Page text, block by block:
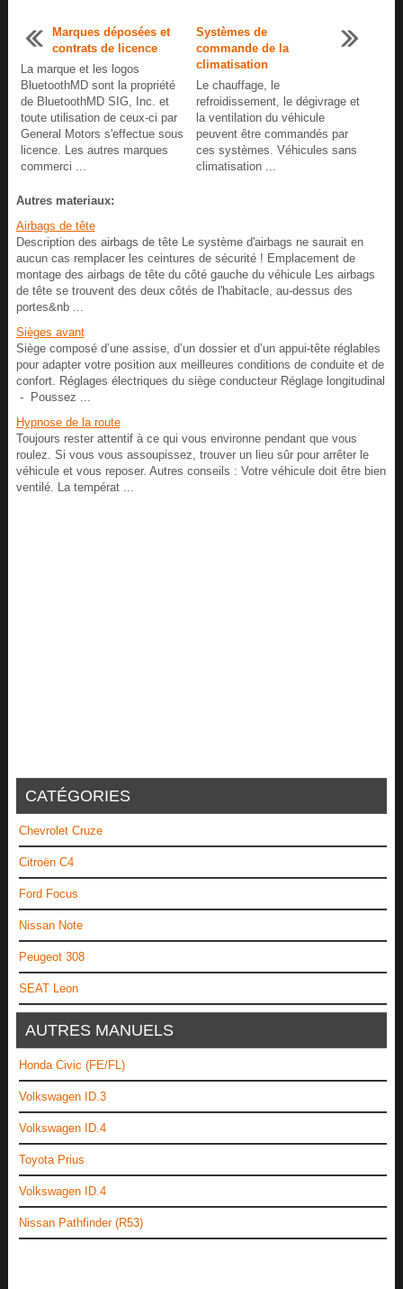
Marques déposées et
contrats de licence
La marque et les logos
BluetoothMD sont la propriété
de BluetoothMD SIG, Inc. et
toute utilisation de ceux-ci par
General Motors s'effectue sous
licence. Les autres marques
commerci ...
Systèmes de
commande de la
climatisation
Le chauffage, le
refroidissement, le dégivrage et
la ventilation du véhicule
peuvent être commandés par
ces systèmes. Véhicules sans
climatisation ...
Autres materiaux:
Airbags de tête
Description des airbags de tête Le système d'airbags ne saurait en
aucun cas remplacer les ceintures de sécurité ! Emplacement de
montage des airbags de tête du côté gauche du véhicule Les airbags
de tête se trouvent des deux côtés de l'habitacle, au-dessus des
portes&nb ...
Sièges avant
Siège composé d’une assise, d’un dossier et d’un appui-tête réglables
pour adapter votre position aux meilleures conditions de conduite et de
confort. Réglages électriques du siège conducteur Réglage longitudinal
- Poussez ...
Hypnose de la route
Toujours rester attentif à ce qui vous environne pendant que vous
roulez. Si vous vous assoupissez, trouver un lieu sûr pour arrêter le
véhicule et vous reposer. Autres conseils : Votre véhicule doit être bien
ventilé. La températ ...
CATÉGORIES
Chevrolet Cruze
Citroën C4
Ford Focus
Nissan Note
Peugeot 308
SEAT Leon
AUTRES MANUELS
Honda Civic (FE/FL)
Volkswagen ID.3
Volkswagen ID.4
Toyota Prius
Volkswagen ID.4
Nissan Pathfinder (R53)